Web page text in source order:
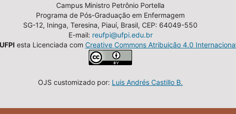
Campus Ministro Petrônio Portella
Programa de Pós-Graduação em Enfermagem
SG-12, Ininga, Teresina, Piauí, Brasil, CEP: 64049-550
E-mail: reufpi@ufpi.edu.br
esta Licenciada com Creative Commons Atribuição 4.0
OJS customizado por: Luis Andrés Castillo B.